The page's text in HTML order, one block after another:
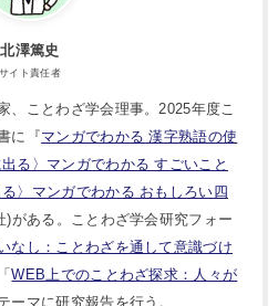
北澤篤史
サイト責任者
、ことわざ学会理事。2025年度こ
に『マンガでわかる 漢字熟語の使
出る〉マンガでわかる すごいこと
る〉マンガでわかる おもしろい四
)がある。ことわざ学会研究フォー
なし：ことわざを通して意識づけ
WEB上でのことわざ探求：人々が
ーマに研究報告を行う。